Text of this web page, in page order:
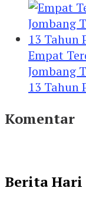
Empat
Jombang
13 Tahun
Komentar
Berita